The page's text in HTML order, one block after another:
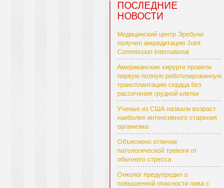
ПОСЛЕДНИЕ
НОВОСТИ
Медицинский центр Эребуни
получил аккредитацию Joint
Commission International
Американские хирурги провели
первую полную роботизированную
трансплантацию сердца без
рассечения грудной клетки
Ученые из США назвали возраст
наиболее интенсивного старения
организма
Объяснено отличие
патологической тревоги от
обычного стресса
Онколог предупредил о
повышенной опасности пива с